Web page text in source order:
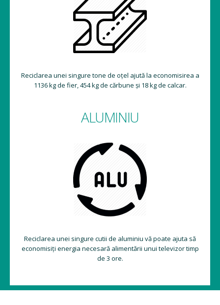
Reciclarea unei singure tone de oțel ajută la economisirea a
1136 kg de fier, 454 kg de cărbune și 18 kg de calcar.
ALUMINIU
Reciclarea unei singure cutii de aluminiu vă poate ajuta să
economisiți energia necesară alimentării unui televizor timp
de 3 ore.